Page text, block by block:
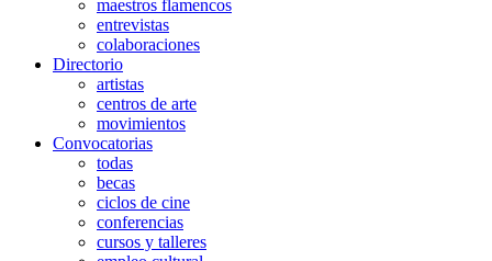
maestros flamencos
entrevistas
colaboraciones
Directorio
artistas
centros de arte
movimientos
Convocatorias
todas
becas
ciclos de cine
conferencias
cursos y talleres